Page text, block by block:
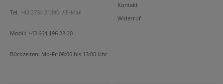
Tel. +43 2734 21380 / E-Mail
Mobil: +43 664 196 28 20
Bürozeiten: Mo-Fr 08:00 bis 13:00 Uhr
Kontakt
Widerruf